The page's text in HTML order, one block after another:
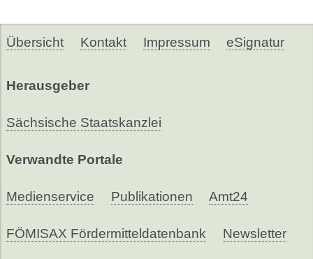
Übersicht Kontakt Impressum eSignatur
Herausgeber
Sächsische Staatskanzlei
Verwandte Portale
Medienservice Publikationen Amt24
FÖMISAX Fördermitteldatenbank Newsletter